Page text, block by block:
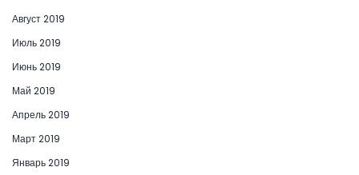
Август 2019
Июль 2019
Июнь 2019
Май 2019
Апрель 2019
Март 2019
Январь 2019